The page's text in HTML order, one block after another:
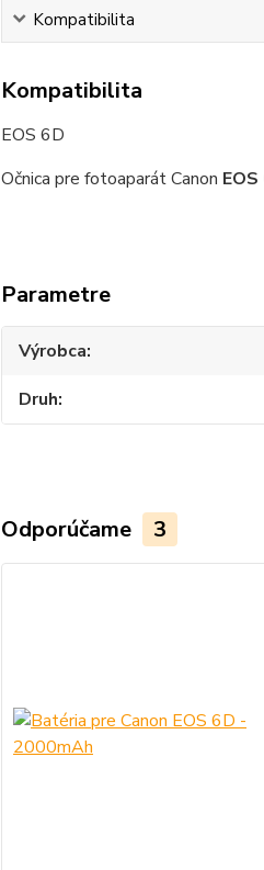
Kompatibilita
Kompatibilita
EOS 6D
Očnica pre fotoaparát Canon EOS
Parametre
Výrobca
Druh
Odporúčame 3